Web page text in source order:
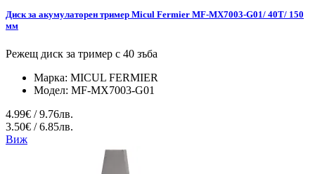
Диск за акумулаторен тример Micul Fermier MF-MX7003-G01/ 40T/ 150
мм
Режещ диск за тример с 40 зъба
Марка: MICUL FERMIER
Модел: MF-MX7003-G01
4.99€ / 9.76лв.
3.50€ / 6.85лв.
Виж